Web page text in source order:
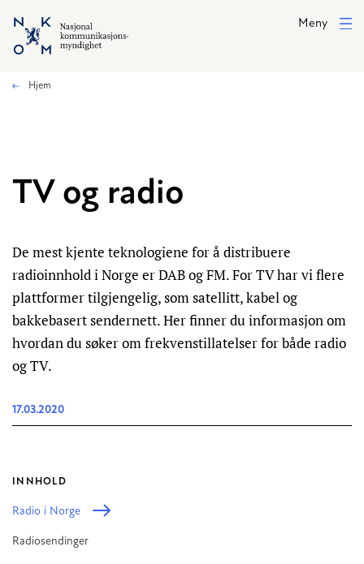
Hopp til hovedinnhold
Meny
Hjem
TV og radio
De mest kjente teknologiene for å distribuere
radioinnhold i Norge er DAB og FM. For TV har vi flere
plattformer tilgjengelig, som satellitt, kabel og
bakkebasert sendernett. Her finner du informasjon om
hvordan du søker om frekvenstillatelser for både radio
og TV.
17.03.2020
INNHOLD
Radio i Norge
Radiosendinger